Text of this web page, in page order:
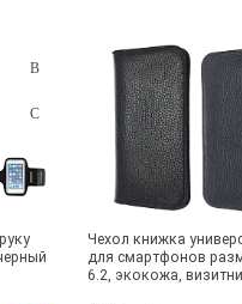
Чехол книжка
для смартфонов
6.2, экокожа,